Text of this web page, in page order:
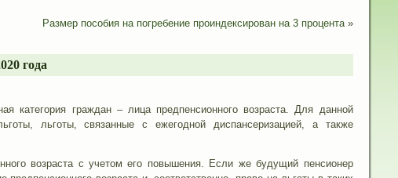
Размер пособия на погребение проиндексирован на 3 процента»
года
категория граждан – лица предпенсионного возраста. Для данной
льготы, связанные с ежегодной диспансеризацией, а также
возраста с учетом его повышения. Если же будущий пенсионер